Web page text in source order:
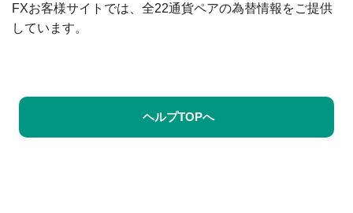
FXお客様サイトでは、全22通貨ペアの為替情報をご提供
しています。
ヘルプTOPへ